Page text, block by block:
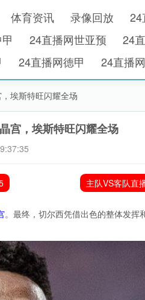
体育资讯 录像回放 24
24直播网世亚预 24
24直播网德甲 24直播
埃斯特旺闪耀全场
宫，埃斯特旺闪耀全场
主队VS客队直
。最终，切尔西凭借出色的整体发挥